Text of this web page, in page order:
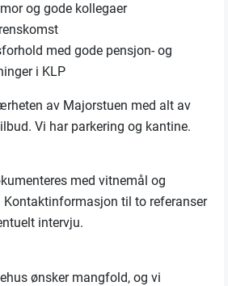
og gode kollegaer
med gode pensjon- og
i KLP
av Majorstuen med alt av
Vi har parkering og kantine.
med vitnemål og
Kontaktinformasjon til to referanser
intervju.
ønsker mangfold, og vi